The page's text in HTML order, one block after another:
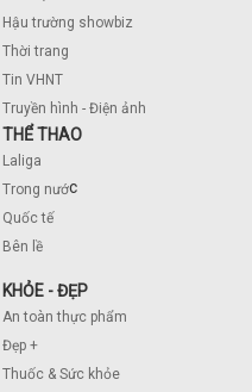
Hậu trường showbiz
Thời trang
Tin VHNT
Truyền hình - Điện ảnh
THỂ THAO
Laliga
Trong nước
Quốc tế
Bên lề
KHỎE - ĐẸP
An toàn thực phẩm
Đẹp +
Thuốc & Sức khỏe